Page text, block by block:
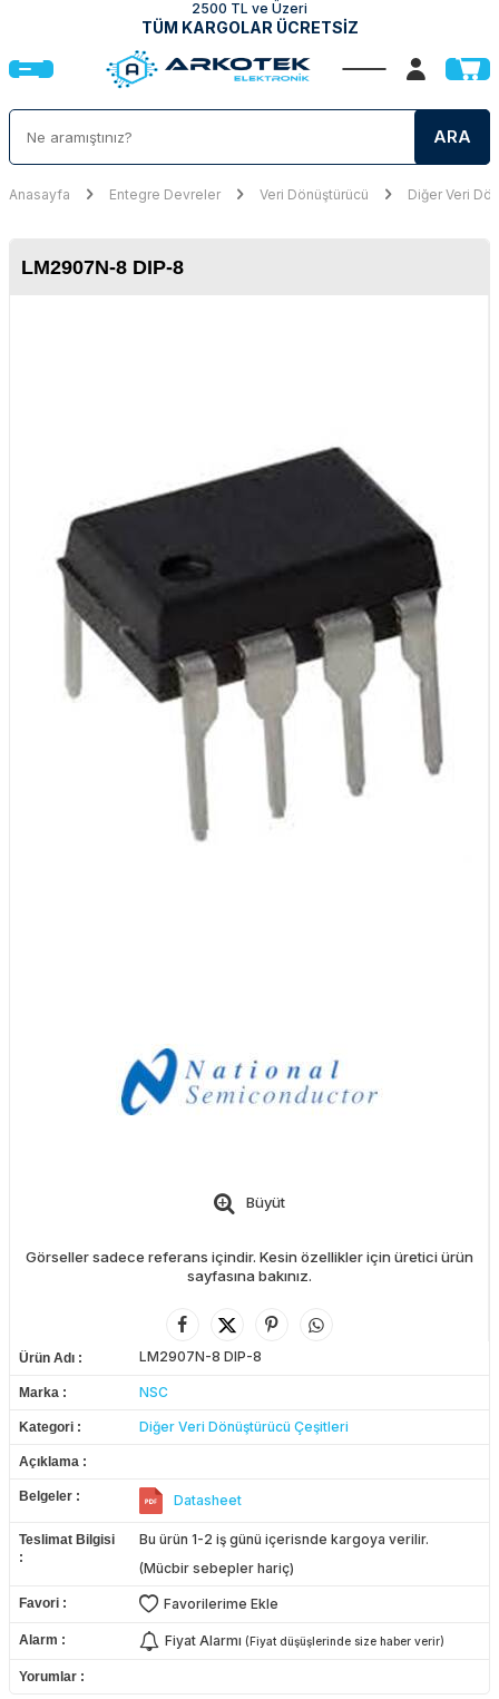
2500 TL ve Üzeri
TÜM KARGOLAR ÜCRETSİZ
ARA
Anasayfa Entegre Devreler Veri Dönüştürücü Diğer Veri
LM2907N-8 DIP-8
Büyüt
Görseller sadece referans içindir. Kesin özellikler için üretici ürün
sayfasına bakınız.
Ürün Adı LM2907N-8 DIP-8
Marka NSC
Kategori Diğer Veri Dönüştürücü Çeşitleri
Açıklama
Belgeler Datasheet
Teslimat Bilgisi
Bu ürün 1-2 iş günü içerisnde kargoya verilir.
(Mücbir sebepler hariç)
Favori Favorilerime Ekle
Alarm Fiyat Alarmı (Fiyat düşüşlerinde size haber verir)
Yorumlar